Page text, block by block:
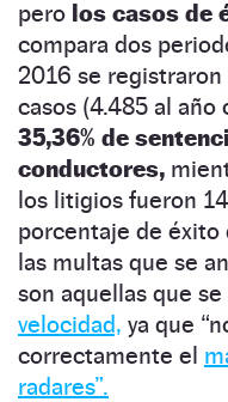
pero los casos de
compara dos
2016 se
casos (4.485 al
35,36% de
conductores,
los litigios fueron
porcentaje de éxito
las multas que se
son aquellas que
velocidad, ya que
correctamente el
radares”.